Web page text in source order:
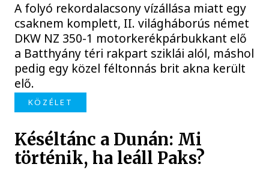
A folyó rekordalacsony vízállása miatt egy
csaknem komplett, II. világháborús német
DKW NZ 350-1 motorkerékpárbukkant elő
a Batthyány téri rakpart sziklái alól, máshol
pedig egy közel féltonnás brit akna került
elő.
KÖZÉLET
Késéltánc a Dunán: Mi
történik, ha leáll Paks?